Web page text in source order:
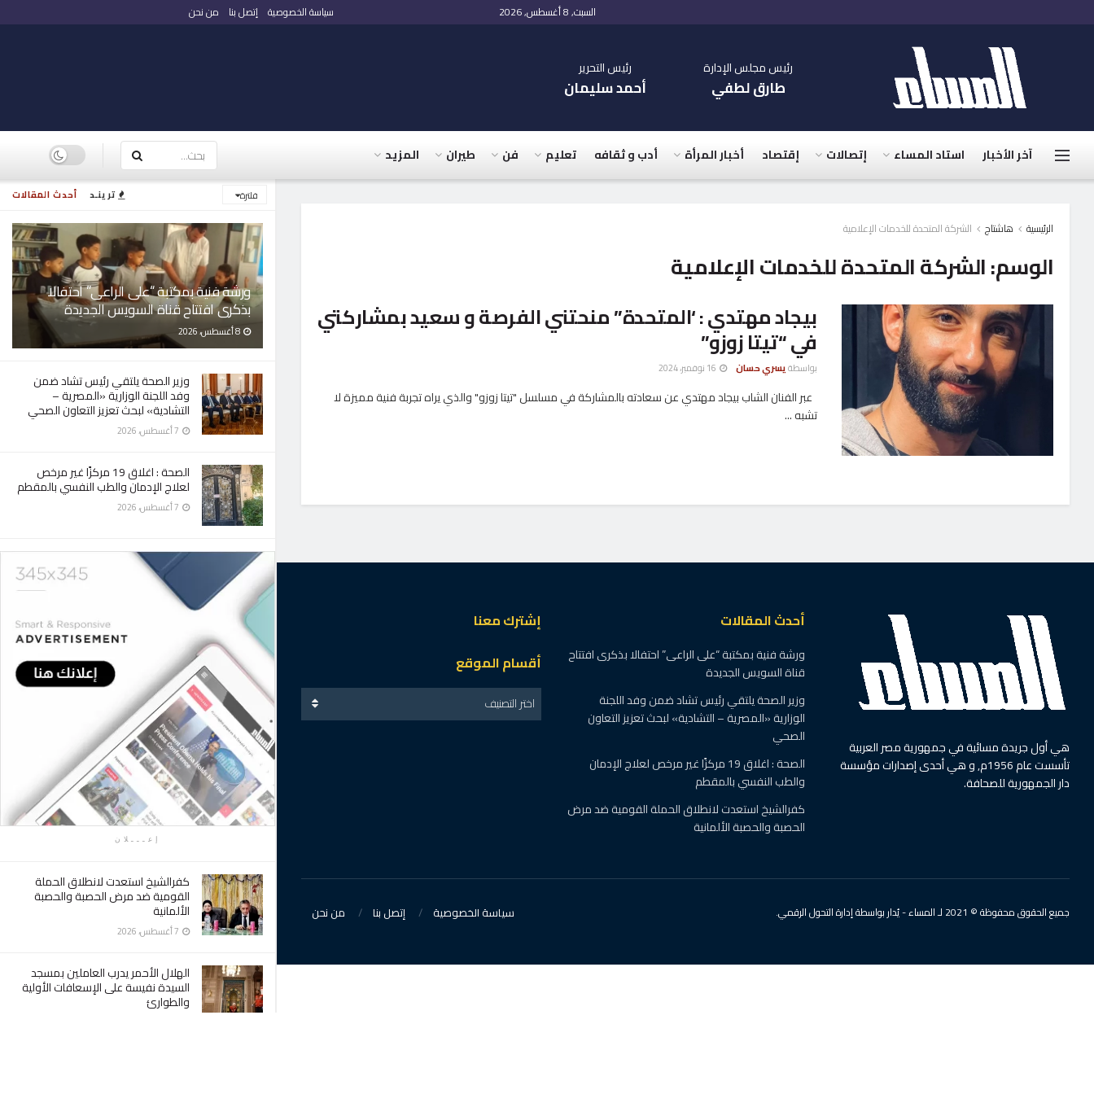
أحدث المقالات ترينـد فلترة
ورشة فنية بمكتبة “على الراعى” احتفالا
بذكرى افتتاح قناة السويس الجديدة
وزير الصحة يلتقي رئيس تشاد ضمن
وفد اللجنة الوزارية «المصرية –
التشادية» لبحث تعزيز التعاون الصحي
الصحة : اغلاق 19 مركزًا غير مرخص
لعلاج الإدمان والطب النفسي بالمقطم
إعـــلان
كفرالشيخ استعدت لانطلاق الحملة
القومية ضد مرض الحصبة والحصبة
الألمانية
الهلال الأحمر يدرب العاملين بمسجد
السيدة نفيسة على الإسعافات الأولية
والطوارئ
السبت, 8 أغسطس, 2026 سياسة الخصوصية إتصل بنا من نحن
رئيس مجلس الإدارة
طارق لطفي
رئيس التحرير
أحمد سليمان
آخر الأخبار استاد المساء إتصالات إقتصاد أخبار المرأة أدب و ثقافه تعليم فن طيران المزيد
الرئيسية هاشتاج الشركة المتحدة للخدمات الإعلامية
الوسم:الشركة المتحدة للخدمات الإعلامية
بيجاد مهتدي : ‘المتحدة” منحتني الفرصة و سعيد بمشاركتي
في “تيتا زوزو”
بواسطةيسري حسان
عبر الفنان الشاب بيجاد مهتدي عن سعادته بالمشاركة في مسلسل "تيتا زوزو" والذي يراه تجربة فنية مميزة لا
تشبه ...
هي أول جريدة مسائية في جمهورية مصر العربية
تأسست عام 1956م, و هي أحدى إصدارات مؤسسة
دار الجمهورية للصحافة.
أحدث المقالات
ورشة فنية بمكتبة “على الراعى” احتفالا بذكرى افتتاح
قناة السويس الجديدة
وزير الصحة يلتقي رئيس تشاد ضمن وفد اللجنة
الوزارية «المصرية – التشادية» لبحث تعزيز التعاون
الصحي
الصحة : اغلاق 19 مركزًا غير مرخص لعلاج الإدمان
والطب النفسي بالمقطم
كفرالشيخ استعدت لانطلاق الحملة القومية ضد مرض
الحصبة والحصبة الألمانية
إشترك معنا
أقسام الموقع
اختر التصنيف
سياسة الخصوصية إتصل بنا من نحن جميع الحقوق محفوظة © 2021 لـ المساء - يُدار بواسطة إدارة التحول الرقمي.